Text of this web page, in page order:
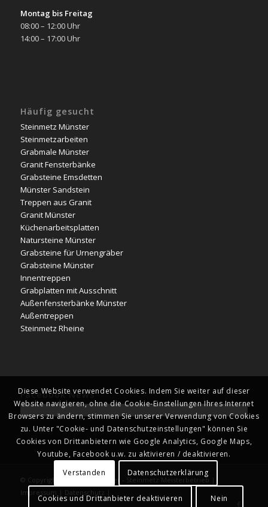
Montag bis Freitag
08:00 – 12:00 Uhr
14:00 – 17:00 Uhr
Häufig gesucht
Steinmetz Münster
Steinmetzarbeiten
Grabmale Münster
Granit Fensterbänke
Grabsteine Emsdetten
Münster Sandstein
Treppen aus Granit
Granit Münster
Küchenarbeitsplatten
Natursteine Münster
Grabsteine für Urnengräber
Grabsteine Münster
Innentreppen
Grabplatten mit Ausschnitt
Außenfensterbänke Münster
Außentreppen
Steinmetz Rheine
Facebook News
© Copyright - Naturstein Kläver - Steinmetz Meisterbetrieb |
Impressum | Datenschutz |
Diese Website verwendet Cookies. Indem Sie weiter auf dieser
Website navigieren, ohne die Cookie-Einstellungen Ihres Internet
Browsers zu ändern, stimmen Sie unserer Verwendung von Cookies
zu. Unter "Cookie- und Datenschutzeinstellungen" können Sie
Cookies von Drittanbietern wie Google Analytics, Google Maps,
Youtube, Facebook u.w. zu aktivieren / deaktivieren.
Verstanden
Datenschutzerklärung
Cookies und Drittanbieter deaktivieren Nein